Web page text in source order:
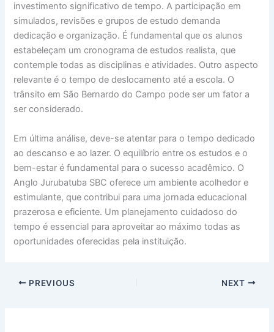
investimento significativo de tempo. A participação em
simulados, revisões e grupos de estudo demanda
dedicação e organização. É fundamental que os alunos
estabeleçam um cronograma de estudos realista, que
contemple todas as disciplinas e atividades. Outro aspecto
relevante é o tempo de deslocamento até a escola. O
trânsito em São Bernardo do Campo pode ser um fator a
ser considerado.
Em última análise, deve-se atentar para o tempo dedicado
ao descanso e ao lazer. O equilíbrio entre os estudos e o
bem-estar é fundamental para o sucesso acadêmico. O
Anglo Jurubatuba SBC oferece um ambiente acolhedor e
estimulante, que contribui para uma jornada educacional
prazerosa e eficiente. Um planejamento cuidadoso do
tempo é essencial para aproveitar ao máximo todas as
oportunidades oferecidas pela instituição.
PREVIOUS NEXT